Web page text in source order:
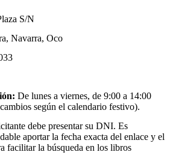
S/N
Navarra, Oco
De lunes a viernes, de 9:00 a 14:00
según el calendario festivo).
debe presentar su DNI. Es
aportar la fecha exacta del enlace y el
facilitar la búsqueda en los libros